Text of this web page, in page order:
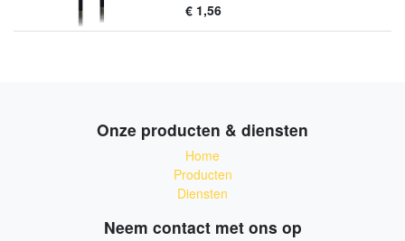
€ 1,56
Onze producten & diensten
Home
Producten
Diensten
Neem contact met ons op